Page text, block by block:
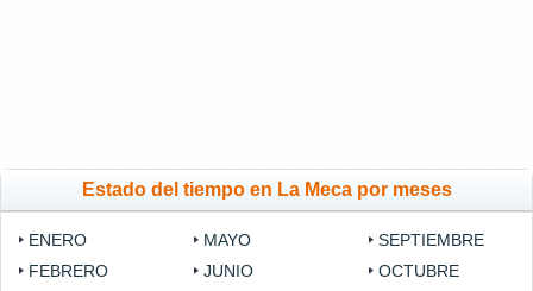
Estado del tiempo en La Meca por meses
ENERO
FEBRERO
MAYO
JUNIO
SEPTIEMBRE
OCTUBRE